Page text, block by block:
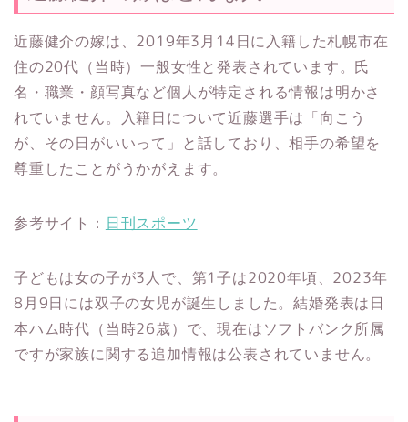
近藤健介の嫁は、2019年3月14日に入籍した札幌市在
住の20代（当時）一般女性と発表されています。氏
名・職業・顔写真など個人が特定される情報は明かさ
れていません。入籍日について近藤選手は「向こう
が、その日がいいって」と話しており、相手の希望を
尊重したことがうかがえます。
参考サイト： 日刊スポーツ
子どもは女の子が3人で、第1子は2020年頃、2023年
8月9日には双子の女児が誕生しました。結婚発表は日
本ハム時代（当時26歳）で、現在はソフトバンク所属
ですが家族に関する追加情報は公表されていません。